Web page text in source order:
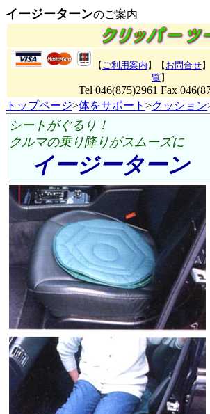
イージーターンのご案内
【 ご利用案内 】【 お問合せ
覧 】
Tel 046(875)2961 Fax
トップページ>体をサポート >クッション
シートがぐるり！
クルマの乗り降りがスムーズに
イージーターン